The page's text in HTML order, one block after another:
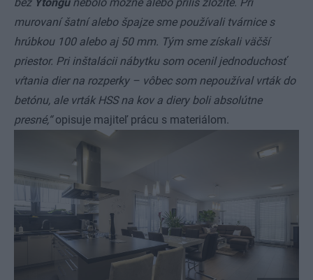
murovaní šatní alebo špajze sme používali tvárnice s
hrúbkou 100 alebo aj 50 mm. Tým sme získali väčší
priestor. Pri inštalácii nábytku som ocenil jednoduchosť
vŕtania dier na rozperky – vôbec som nepoužíval vrták do
betónu, ale vrták HSS na kov a diery boli absolútne
presné,“opisuje majiteľ prácu s materiálom.